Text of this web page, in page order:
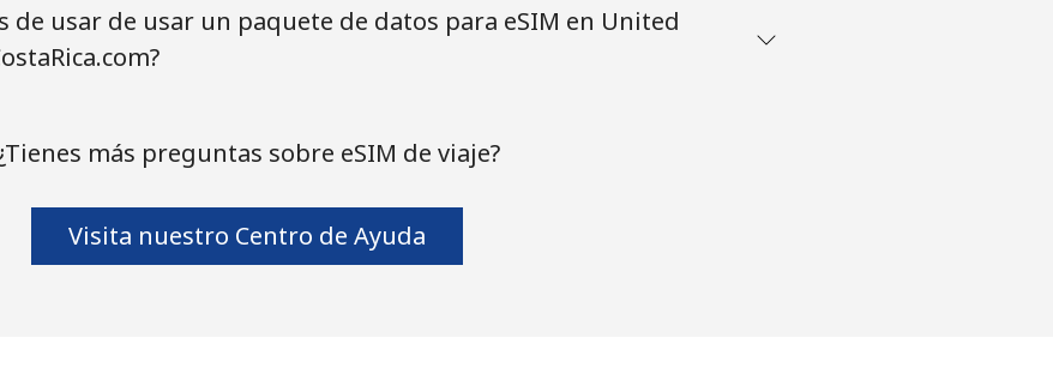
de usar de usar un paquete de datos para eSIM en United
más preguntas sobre eSIM de viaje?
Visita nuestro Centro de Ayuda